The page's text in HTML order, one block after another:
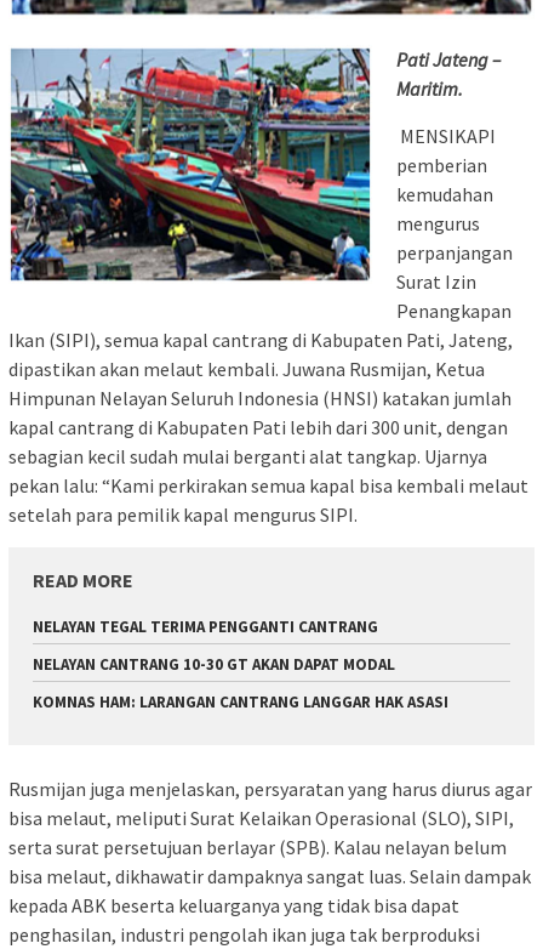
Pati Jateng –
Maritim.
MENSIKAPI
pemberian
kemudahan
mengurus
perpanjangan
Surat Izin
Penangkapan
Ikan (SIPI), semua kapal cantrang di Kabupaten Pati, Jateng,
dipastikan akan melaut kembali. Juwana Rusmijan, Ketua
Himpunan Nelayan Seluruh Indonesia (HNSI) katakan jumlah
kapal cantrang di Kabupaten Pati lebih dari 300 unit, dengan
sebagian kecil sudah mulai berganti alat tangkap. Ujarnya
pekan lalu: “Kami perkirakan semua kapal bisa kembali melaut
setelah para pemilik kapal mengurus SIPI.
READ MORE
NELAYAN TEGAL TERIMA PENGGANTI CANTRANG
NELAYAN CANTRANG 10-30 GT AKAN DAPAT MODAL
KOMNAS HAM: LARANGAN CANTRANG LANGGAR HAK ASASI
Rusmijan juga menjelaskan, persyaratan yang harus diurus agar
bisa melaut, meliputi Surat Kelaikan Operasional (SLO), SIPI,
serta surat persetujuan berlayar (SPB). Kalau nelayan belum
bisa melaut, dikhawatir dampaknya sangat luas. Selain dampak
kepada ABK beserta keluarganya yang tidak bisa dapat
penghasilan, industri pengolah ikan juga tak berproduksi